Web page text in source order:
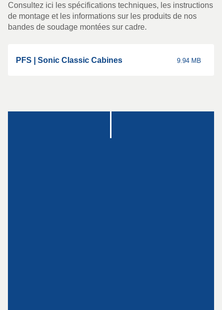
Montage
Suspensions
Plaque Impact
Consultez ici les spécifications techniques, les instructions
de montage et les informations sur les produits de nos
bandes de soudage montées sur cadre.
PFS | Sonic Classic Cabines 9.94 MB